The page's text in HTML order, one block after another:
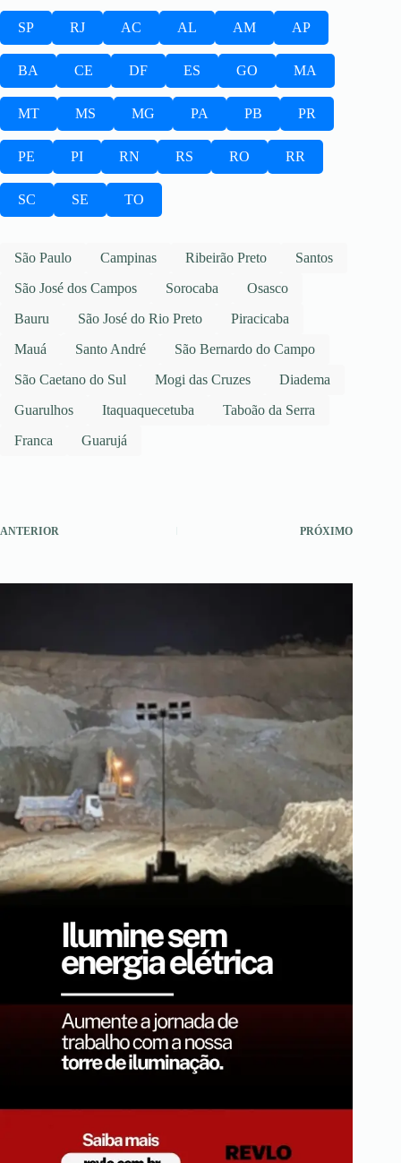
SP RJ AC AL AM AP
BA CE DF ES GO MA
MT MS MG PA PB PR
PE PI RN RS RO RR
SC SE TO
São Paulo Campinas Ribeirão Preto
Santos
São José dos Campos
Sorocaba
Osasco
Bauru
São José do Rio Preto
Piracicaba
Mauá
Santo André
São Bernardo do Campo
São Caetano do Sul
Mogi das Cruzes
Diadema
Guarulhos
Itaquaquecetuba
Taboão da Serra
Franca
Guarujá
ANTERIOR PRÓXIMO